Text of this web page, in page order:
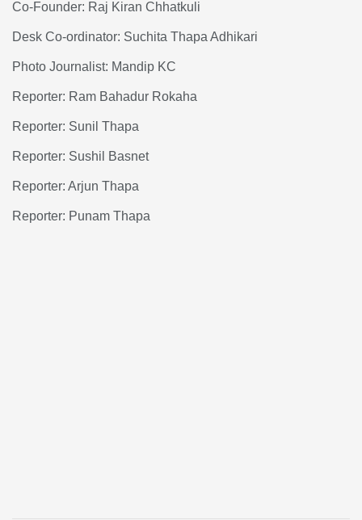
Co-Founder: Raj Kiran Chhatkuli
Desk Co-ordinator: Suchita Thapa Adhikari
Photo Journalist: Mandip KC
Reporter: Ram Bahadur Rokaha
Reporter: Sunil Thapa
Reporter: Sushil Basnet
Reporter: Arjun Thapa
Reporter: Punam Thapa